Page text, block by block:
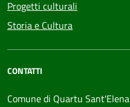
Progetti culturali
Storia e Cultura
CONTATTI
Comune di Quartu Sant'Elena